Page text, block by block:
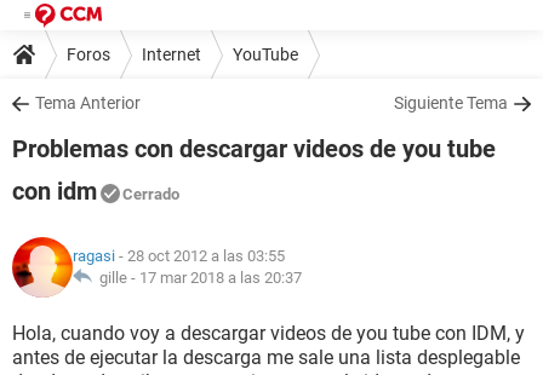
Foros Internet YouTube
Tema Anterior Siguiente Tema
Problemas con descargar videos de you tube
con idm
Cerrado
ragasi - 28 oct 2012 a las 03:55
gille - 17 mar 2018 a las 20:37
Hola, cuando voy a descargar videos de you tube con IDM, y
antes de ejecutar la descarga me sale una lista desplegable